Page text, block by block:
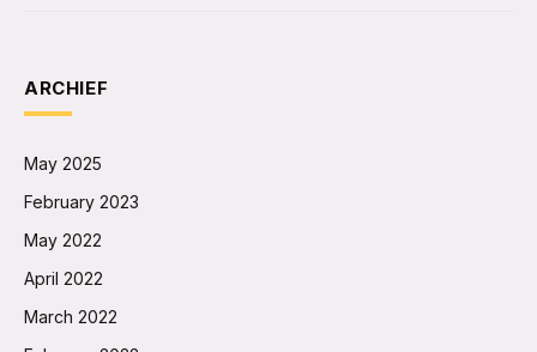
ARCHIEF
May 2025
February 2023
May 2022
April 2022
March 2022